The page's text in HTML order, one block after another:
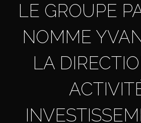
LE GROUPE
NOMME
LA